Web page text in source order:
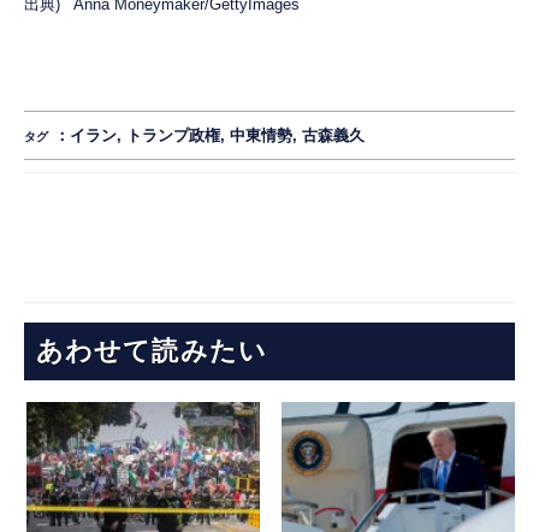
出典) Anna Moneymaker/GettyImages
タグ ： イラン, トランプ政権,中東情勢,古森義久
あわせて読みたい